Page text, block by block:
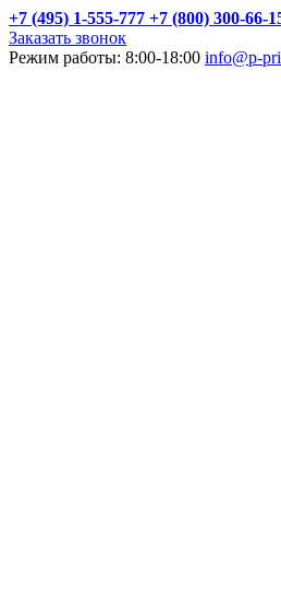
+7 (495) 1-555-777 +7 (800) 300-66-
Заказать звонок
Режим работы: 8:00-18:00 info@p-